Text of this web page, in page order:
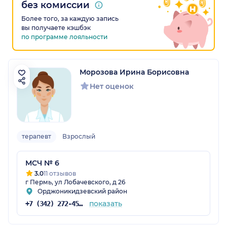
без комиссии
Более того, за каждую запись
вы получаете кэшбэк
по программе лояльности
Морозова Ирина Борисовна
Нет оценок
терапевт Взрослый
МСЧ № 6
3.011 отзывов
г Пермь, ул Лобачевского, д 26
Орджоникидзевский район
+7 (342) 272-45-54 показать